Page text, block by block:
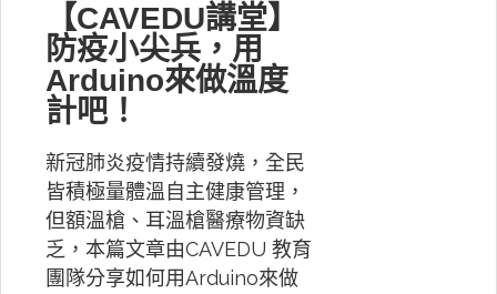
【CAVEDU講堂】
防疫小尖兵，用
Arduino來做溫度
計吧！
新冠肺炎疫情持續發燒，全民
皆積極量體溫自主健康管理，
但額溫槍、耳溫槍醫療物資缺
乏，本篇文章由CAVEDU 教育
團隊分享如何用Arduino來做